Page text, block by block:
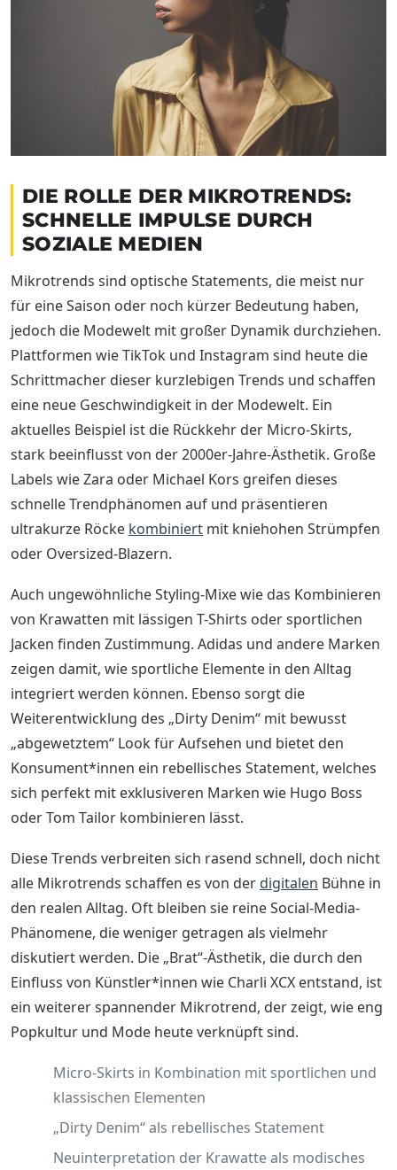
DIE ROLLE DER MIKROTRENDS:
SCHNELLE IMPULSE DURCH
SOZIALE MEDIEN
Mikrotrends sind optische Statements, die meist nur
für eine Saison oder noch kürzer Bedeutung haben,
jedoch die Modewelt mit großer Dynamik durchziehen.
Plattformen wie TikTok und Instagram sind heute die
Schrittmacher dieser kurzlebigen Trends und schaffen
eine neue Geschwindigkeit in der Modewelt. Ein
aktuelles Beispiel ist die Rückkehr der Micro-Skirts,
stark beeinflusst von der 2000er-Jahre-Ästhetik. Große
Labels wie Zara oder Michael Kors greifen dieses
schnelle Trendphänomen auf und präsentieren
ultrakurze Röcke kombiniert mit kniehohen Strümpfen
oder Oversized-Blazern.
Auch ungewöhnliche Styling-Mixe wie das Kombinieren
von Krawatten mit lässigen T-Shirts oder sportlichen
Jacken finden Zustimmung. Adidas und andere Marken
zeigen damit, wie sportliche Elemente in den Alltag
integriert werden können. Ebenso sorgt die
Weiterentwicklung des „Dirty Denim“ mit bewusst
„abgewetztem“ Look für Aufsehen und bietet den
Konsument*innen ein rebellisches Statement, welches
sich perfekt mit exklusiveren Marken wie Hugo Boss
oder Tom Tailor kombinieren lässt.
Diese Trends verbreiten sich rasend schnell, doch nicht
alle Mikrotrends schaffen es von der digitalen Bühne in
den realen Alltag. Oft bleiben sie reine Social-Media-
Phänomene, die weniger getragen als vielmehr
diskutiert werden. Die „Brat“-Ästhetik, die durch den
Einfluss von Künstler*innen wie Charli XCX entstand, ist
ein weiterer spannender Mikrotrend, der zeigt, wie eng
Popkultur und Mode heute verknüpft sind.
Micro-Skirts in Kombination mit sportlichen und
klassischen Elementen
„Dirty Denim“ als rebellisches Statement
Neuinterpretation der Krawatte als modisches